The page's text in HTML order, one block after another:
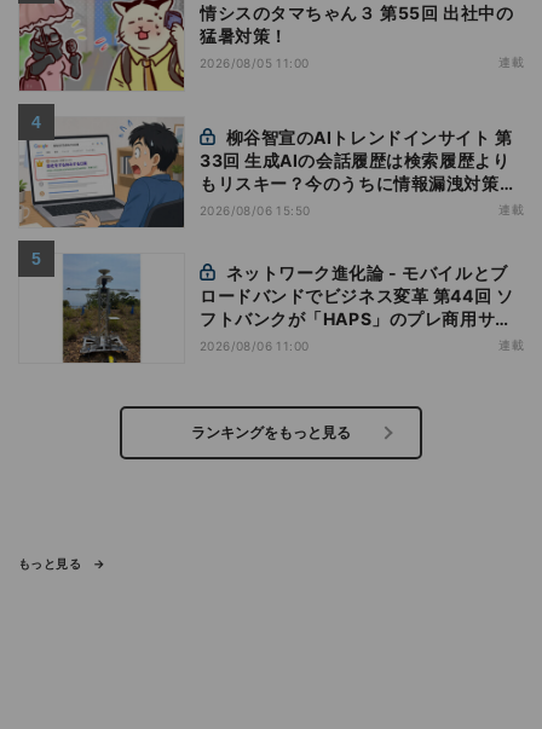
情シスのタマちゃん３ 第55回 出社中の
猛暑対策！
2026/08/05 11:00 連載
33回 生成AIの会話履歴は検索履歴より
もリスキー？今のうちに情報漏洩対策を
万全にしておこう
2026/08/06 15:50 連載
ロードバンドでビジネス変革 第44回 ソ
フトバンクが「HAPS」のプレ商用サー
ビス開始を表明、本格的な商用展開のめ
2026/08/06 11:00 連載
ランキングをもっと見る
もっと見る